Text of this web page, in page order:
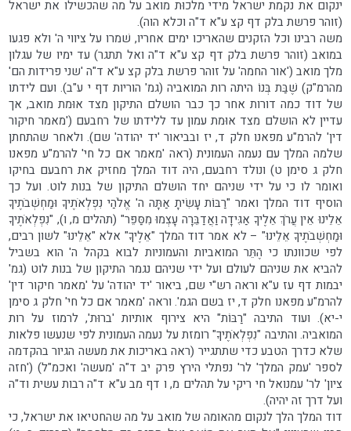
ינקום את נקמת ישראל מידי מלכוּת מואב על מה שהכשילו את ישראל
(זוהר פרשת בלק דף קצ ע"א ד"ה וכלא הוה).
משה רבינו וכל הזקנים שהאריכו ימים אחריו, שׁמרו על ציווי ה' ולא פגעו
במואב (זוהר פרשת בלק דף קצ ע"א ד"ה ואל תתגר) עד ימיו של עגלון
מלך מואב ('אור החמה' על זוהר פרשת בלק קצ ע"א ד"ה 'שני פרידות הם'
מהרמ"ק) שֶׁבַּת בְּנוֹ היתה רות המואביה (גמ' הוריות דף י ע"ב). ועם לידתו
של דוד כמה דורות אחר כך כבר הושלם התיקון מצד אוּמת מואב, אך
עדיין לא הושלם מצד אוּמת עמון עד ללידתו של רחבעם ('מאמר חיקור
דין' להרמ"ע מפאנו חלק ד, יז ובביאור 'יד יהודה' שם). ולאחר שהתחתן
שלמה המלך עם נעמה העמונית (ראה 'מאמר אם כל חי' להרמ"ע מפאנו
חלק ג סימן ט) ונולד רחבעם, היה דוד המלך מחזיק את רחבעם בחיקו
ואומר לו כי על ידי שניהם יחד הושלם התיקון של בנות לוט. ועל כך
הוסיף דוד המלך ואמר "רַבּוֹת עָשִׂיתָ אַתָּה ה' אֱלֹהַי נִפְלְאֹתֶיךָ וּמַחְשְׁבֹתֶיךָ
אֵלֵינוּ אֵין עֲרֹךְ אֵלֶיךָ אַגִּידָה וַאֲדַבֵּרָה עָצְמוּ מִסַּפֵּר" (תהלים מ, ו), "נִפְלְאֹתֶיךָ
וּמַחְשְׁבֹתֶיךָ אֵלֵינוּ" – לא אמר דוד המלך "אֵלֶיךָ" אלא "אֵלֵינוּ" לשון רבים,
לפי שכוונתו כי הֶתֵּר המואביות והעמוניות לבוא בקהל ה' הוא בשביל
להביא את שניהם לעולם ועל ידי שניהם נגמר התיקון של בנות לוט (גמ'
יבמות דף עז ע"א וראה רש"י שם, ביאור 'יד יהודה' על 'מאמר חיקור דין'
להרמ"ע מפאנו חלק ד, יז בשם הגמ'. וראה 'מאמר אם כל חי' חלק ג סימן
י-יא). ועוד התיבה "רַבּוֹת" היא צירוף אותיות 'ברוּת', לרמוז על רות
המואביה. והתיבה "נִפְלְאֹתֶיךָ" רומזת על נעמה העמונית לפי שנעשו פלאות
שלא כדרך הטבע כדי שתתגייר (ראה באריכות את מעשה הגיור בהקדמה
לספר 'עמק המלך' לר' נפתלי הירץ פרק יב ד"ה 'מעשה' ואכמ"ל) ('חזה
ציון' לר' עמנואל חי ריקי על תהלים מ, ו דף מב ע"א ד"ה רבות עשית וד"ה
ועל דרך זה יהיה).
דוד המלך הלך לנקום מהאומה של מואב על מה שהחטיאו את ישראל, כי